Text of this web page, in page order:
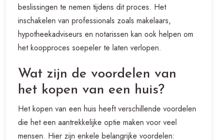
beslissingen te nemen tijdens dit proces. Het
inschakelen van professionals zoals makelaars,
hypotheekadviseurs en notarissen kan ook helpen om
het koopproces soepeler te laten verlopen.
Wat zijn de voordelen van
het kopen van een huis?
Het kopen van een huis heeft verschillende voordelen
die het een aantrekkelijke optie maken voor veel
mensen. Hier zijn enkele belangrijke voordelen: